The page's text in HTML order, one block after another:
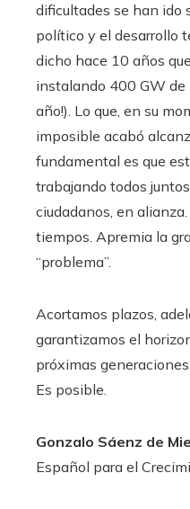
dificultades se han ido
político y el desarrollo
dicho hace 10 años
instalando 400 GW de
año!). Lo que, en su
imposible acabó
fundamental es que
trabajando todos
ciudadanos, en
tiempos. Apremia la
“problema”.
Acortamos plazos,
garantizamos el
próximas
Es posible.
Gonzalo Sáenz de
Español para el